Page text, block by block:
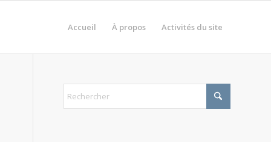
Accueil À propos Activités du site